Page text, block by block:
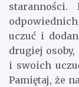
uczuć i
drugiej
i swoich
Pamiętaj, że